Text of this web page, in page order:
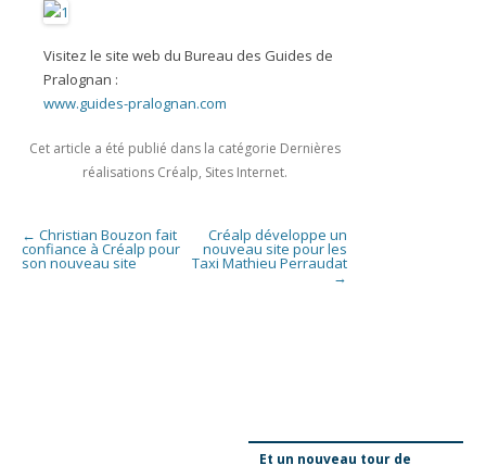
Visitez le site web du Bureau des Guides de
Pralognan :
www.guides-pralognan.com
Cet article a été publié dans la catégorie Dernières
réalisations Créalp, Sites Internet.
Navigation des articles
← Christian Bouzon fait
confiance à Créalp pour
son nouveau site
Créalp développe un
nouveau site pour les
Taxi Mathieu Perraudat
→
Et un nouveau tour de